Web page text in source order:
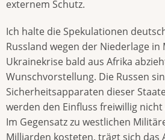
externem Schutz.
Ich halte die Spekulationen
Russland wegen der Niederlage
Ukrainekrise bald aus Afrika
Wunschvorstellung. Die Russen
Sicherheitsapparaten dieser
werden den Einfluss freiwillig
Im Gegensatz zu westlichen
Milliarden kosteten, trägt sich das